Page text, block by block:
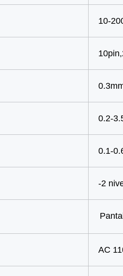
10-
0.2-
0.1-
-2
AC